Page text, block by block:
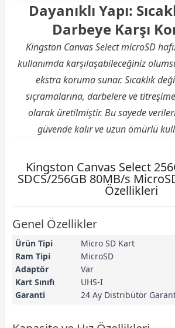
Dayanıklı Yapı:
Darbeye Karşı
Kingston Canvas Select microSD
kullanımda karşılaşabileceğiniz
ekstra koruma sunar. Sıcaklık
sıçramalarına, darbelere ve titreşime
olarak üretilmiştir. Bu sayede
güvende kalır ve uzun ömürlü
Kingston Canvas Select
SDCS/256GB 80MB/s
Özellikleri
Genel Özellikler
Ürün Tipi
Micro SD Kart
Ram Tipi
MicroSD
Adaptör
Var
Kart Sınıfı
UHS-I
Garanti
24 Ay Distribütör